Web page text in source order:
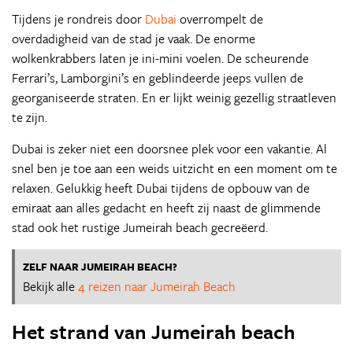
Tijdens je rondreis door Dubai overrompelt de
overdadigheid van de stad je vaak. De enorme
wolkenkrabbers laten je ini-mini voelen. De scheurende
Ferrari’s, Lamborgini’s en geblindeerde jeeps vullen de
georganiseerde straten. En er lijkt weinig gezellig straatleven
te zijn.
Dubai is zeker niet een doorsnee plek voor een vakantie. Al
snel ben je toe aan een weids uitzicht en een moment om te
relaxen. Gelukkig heeft Dubai tijdens de opbouw van de
emiraat aan alles gedacht en heeft zij naast de glimmende
stad ook het rustige Jumeirah beach gecreëerd.
ZELF NAAR JUMEIRAH BEACH?
Bekijk alle4 reizen naar Jumeirah Beach
Het strand van Jumeirah beach